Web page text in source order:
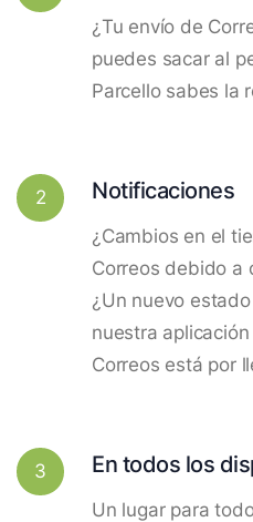
¿Tu envío de
puedes sacar al
Parcello sabes la
2 Notificaciones
¿Cambios en el
Correos debido a
¿Un nuevo
nuestra
Correos está por
3 En todos los
Un lugar para